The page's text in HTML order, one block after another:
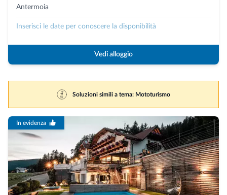
Antermoia
Inserisci le date per conoscere la disponibilità
Vedi alloggio
Soluzioni simili a tema: Mototurismo
In evidenza